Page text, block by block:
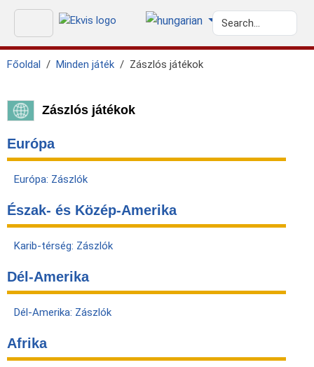
Főoldal Minden játék Zászlós játékok
Zászlós játékok
Európa
Európa: Zászlók
Észak- és Közép-Amerika
Karib-térség: Zászlók
Dél-Amerika
Dél-Amerika: Zászlók
Afrika